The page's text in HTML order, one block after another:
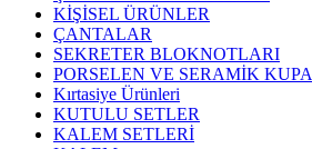
KİŞİSEL ÜRÜNLER
ÇANTALAR
SEKRETER BLOKNOTLARI
PORSELEN VE SERAMİK KUPA
Kırtasiye Ürünleri
KUTULU SETLER
KALEM SETLERİ